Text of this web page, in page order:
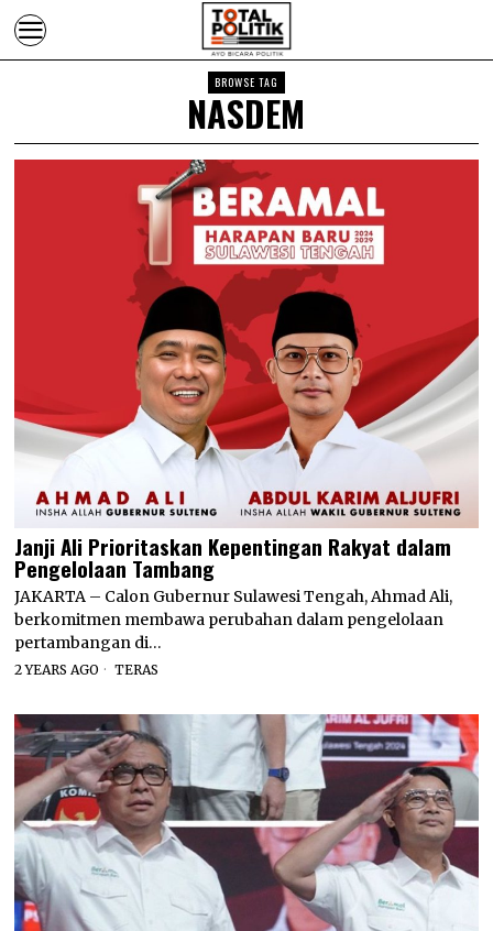
BROWSE TAG
NASDEM
Janji Ali Prioritaskan Kepentingan Rakyat dalam
Pengelolaan Tambang
JAKARTA – Calon Gubernur Sulawesi Tengah, Ahmad Ali,
berkomitmen membawa perubahan dalam pengelolaan
pertambangan di…
2 YEARS AGO TERAS